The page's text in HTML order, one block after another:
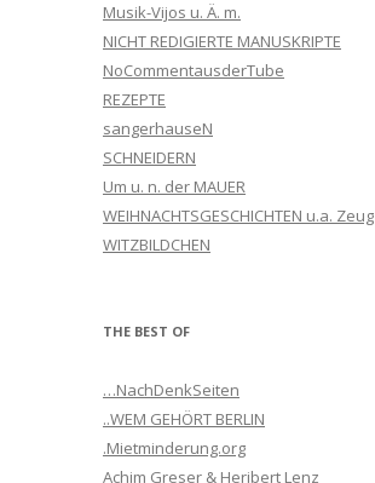
Musik-Vijos u. Ä. m.
NICHT REDIGIERTE MANUSKRIPTE
NoCommentausderTube
REZEPTE
sangerhauseN
SCHNEIDERN
Um u. n. der MAUER
WEIHNACHTSGESCHICHTEN u.a. Zeug
WITZBILDCHEN
THE BEST OF
…NachDenkSeiten
..WEM GEHÖRT BERLIN
.Mietminderung.org
Achim Greser & Heribert Lenz